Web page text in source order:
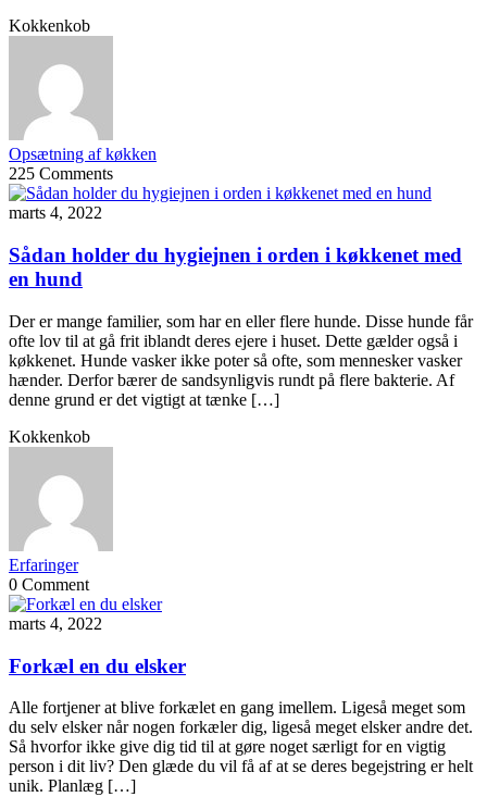
Kokkenkob
Opsætning af køkken
225 Comments
marts 4, 2022
Sådan holder du hygiejnen i orden i køkkenet med
en hund
Der er mange familier, som har en eller flere hunde. Disse hunde får
ofte lov til at gå frit iblandt deres ejere i huset. Dette gælder også i
køkkenet. Hunde vasker ikke poter så ofte, som mennesker vasker
hænder. Derfor bærer de sandsynligvis rundt på flere bakterie. Af
denne grund er det vigtigt at tænke […]
Kokkenkob
Erfaringer
0 Comment
marts 4, 2022
Forkæl en du elsker
Alle fortjener at blive forkælet en gang imellem. Ligeså meget som
du selv elsker når nogen forkæler dig, ligeså meget elsker andre det.
Så hvorfor ikke give dig tid til at gøre noget særligt for en vigtig
person i dit liv? Den glæde du vil få af at se deres begejstring er helt
unik. Planlæg […]